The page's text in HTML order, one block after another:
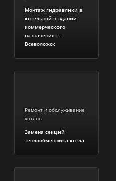
Монтаж гидравлики в
котельной в здании
коммерческого
назначения г.
Всеволожск
Ремонт и обслуживание
котлов
Замена секций
теплообменника котла